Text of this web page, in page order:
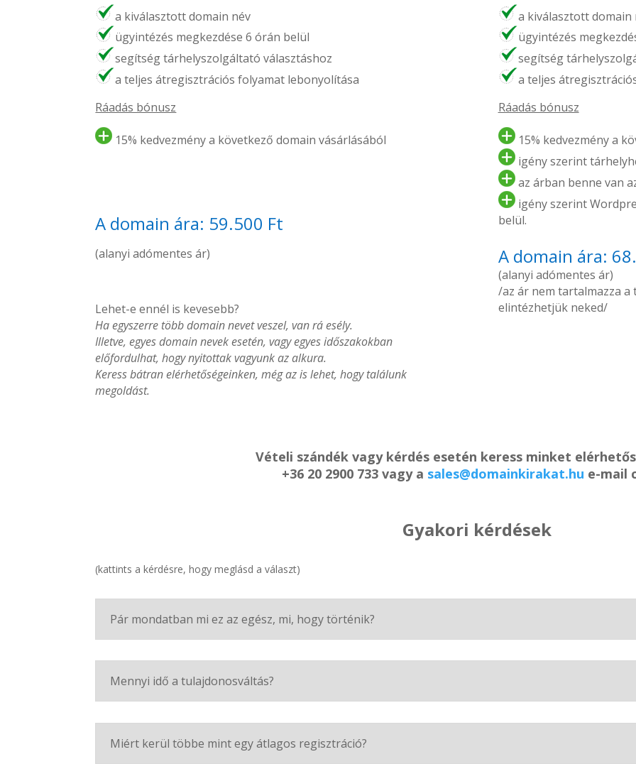
a kiválasztott domain név
ügyintézés megkezdése 6 órán belül
segítség tárhelyszolgáltató választáshoz
a teljes átregisztrációs folyamat lebonyolítása
Ráadás bónusz
15% kedvezmény a következő domain vásárlásából
A domain ára: 59.500 Ft
(alanyi adómentes ár)
Lehet-e ennél is kevesebb?
Ha egyszerre több domain nevet veszel, van rá esély.
Illetve, egyes domain nevek esetén, vagy egyes időszakokban
előfordulhat, hogy nyitottak vagyunk az alkura.
Keress bátran elérhetőségeinken, még az is lehet, hogy találunk
megoldást.
a kiválasztott domain
ügyintézés
segítség
a teljes
Ráadás bónusz
15% kedvezmény a
igény szerint
az árban benne van
igény szerint
belül.
A domain ára:
(alanyi adómentes ár)
/az ár nem tartalmazza
elintézhetjük neked/
Vételi szándék vagy kérdés esetén keress minket
+36 20 2900 733 vagy a sales@domainkirakat.hu e-mail
Gyakori kérdések
(kattints a kérdésre, hogy meglásd a választ)
Pár mondatban mi ez az egész, mi, hogy történik?
Mennyi idő a tulajdonosváltás?
Miért kerül többe mint egy átlagos regisztráció?